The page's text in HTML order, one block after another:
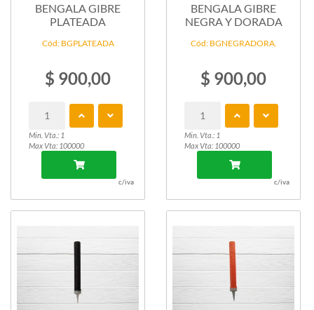
BENGALA GIBRE
PLATEADA
Cód: BGPLATEADA
$ 900,00
Min. Vta.: 1
Max Vta: 100000
c/iva
BENGALA GIBRE
NEGRA Y DORADA
Cód: BGNEGRADORA.
$ 900,00
Min. Vta.: 1
Max Vta: 100000
c/iva